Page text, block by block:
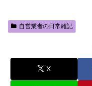
自営業者の日常雑記
X